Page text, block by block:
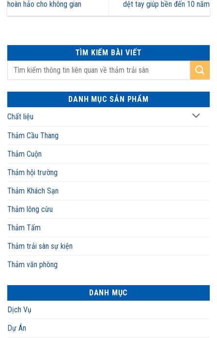
TÌM KIẾM BÀI VIẾT
DANH MỤC SẢN PHẨM
Chất liệu
Thảm Cầu Thang
Thảm Cuộn
Thảm hội trường
Thảm Khách Sạn
Thảm lông cừu
Thảm Tấm
Thảm trải sàn sự kiện
Thảm văn phòng
DANH MỤC
Dịch Vụ
Dự Án
hoàn hảo cho không gian dệt tay giúp bền đến 10 năm